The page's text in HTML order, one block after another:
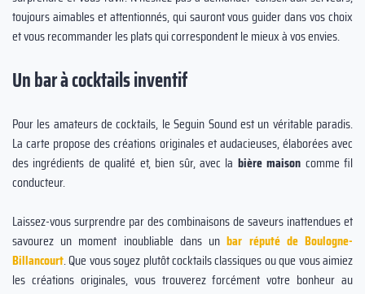
toujours aimables et attentionnés, qui sauront vous guider dans vos choix
et vous recommander les plats qui correspondent le mieux à vos envies.
Un bar à cocktails inventif
Pour les amateurs de cocktails, le Seguin Sound est un véritable paradis.
La carte propose des créations originales et audacieuses, élaborées avec
des ingrédients de qualité et, bien sûr, avec la bière maison comme fil
conducteur.
Laissez-vous surprendre par des combinaisons de saveurs inattendues et
savourez un moment inoubliable dans unbar réputé de Boulogne-
Billancourt. Que vous soyez plutôt cocktails classiques ou que vous aimiez
les créations originales, vous trouverez forcément votre bonheur au